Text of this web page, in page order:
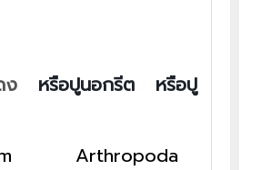
ง หรือปูนอกรีต หรือปู
Arthropoda